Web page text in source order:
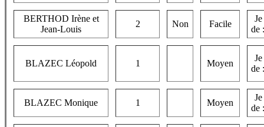
BERTHOD Irène et
Jean-Louis
2 Non Facile
de
BLAZEC Léopold 1 Moyen
de
BLAZEC Monique 1 Moyen
de